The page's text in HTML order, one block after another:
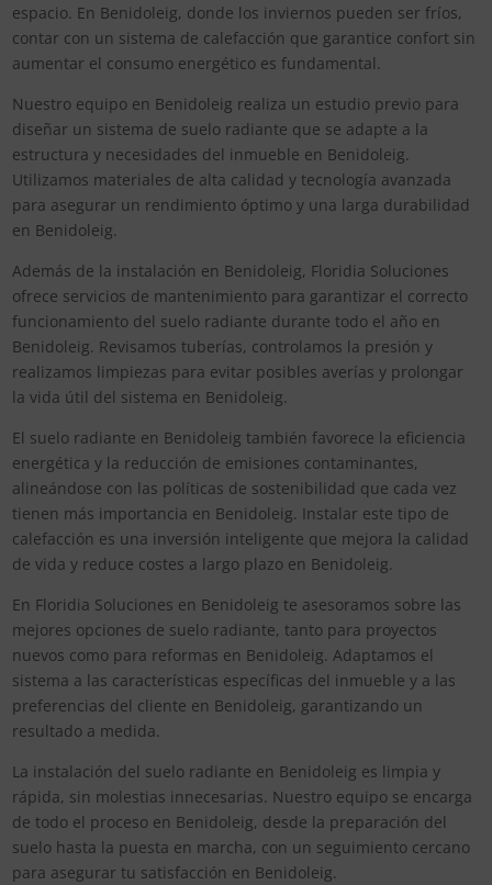
espacio. En Benidoleig, donde los inviernos pueden ser fríos,
contar con un sistema de calefacción que garantice confort sin
aumentar el consumo energético es fundamental.
Nuestro equipo en Benidoleig realiza un estudio previo para
diseñar un sistema de suelo radiante que se adapte a la
estructura y necesidades del inmueble en Benidoleig.
Utilizamos materiales de alta calidad y tecnología avanzada
para asegurar un rendimiento óptimo y una larga durabilidad
en Benidoleig.
Además de la instalación en Benidoleig, Floridia Soluciones
ofrece servicios de mantenimiento para garantizar el correcto
funcionamiento del suelo radiante durante todo el año en
Benidoleig. Revisamos tuberías, controlamos la presión y
realizamos limpiezas para evitar posibles averías y prolongar
la vida útil del sistema en Benidoleig.
El suelo radiante en Benidoleig también favorece la eficiencia
energética y la reducción de emisiones contaminantes,
alineándose con las políticas de sostenibilidad que cada vez
tienen más importancia en Benidoleig. Instalar este tipo de
calefacción es una inversión inteligente que mejora la calidad
de vida y reduce costes a largo plazo en Benidoleig.
En Floridia Soluciones en Benidoleig te asesoramos sobre las
mejores opciones de suelo radiante, tanto para proyectos
nuevos como para reformas en Benidoleig. Adaptamos el
sistema a las características específicas del inmueble y a las
preferencias del cliente en Benidoleig, garantizando un
resultado a medida.
La instalación del suelo radiante en Benidoleig es limpia y
rápida, sin molestias innecesarias. Nuestro equipo se encarga
de todo el proceso en Benidoleig, desde la preparación del
suelo hasta la puesta en marcha, con un seguimiento cercano
para asegurar tu satisfacción en Benidoleig.